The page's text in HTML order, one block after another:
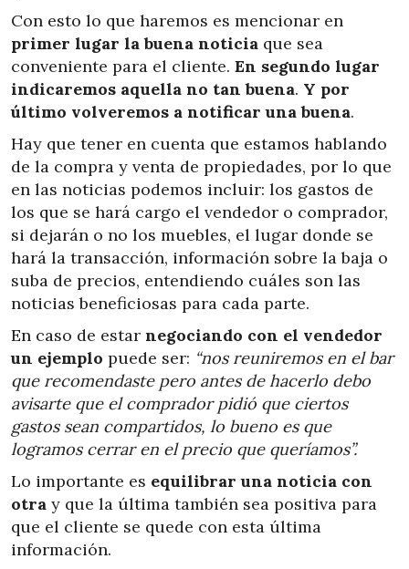
Con esto lo que haremos es mencionar en
primer lugar la buena noticia que sea
conveniente para el cliente. En segundo lugar
indicaremos aquella no tan buena. Y por
último volveremos a notificar una buena.
Hay que tener en cuenta que estamos hablando
de la compra y venta de propiedades, por lo que
en las noticias podemos incluir: los gastos de
los que se hará cargo el vendedor o comprador,
si dejarán o no los muebles, el lugar donde se
hará la transacción, información sobre la baja o
suba de precios, entendiendo cuáles son las
noticias beneficiosas para cada parte.
En caso de estar negociando con el vendedor
un ejemplo puede ser: “nos reuniremos en el bar
que recomendaste pero antes de hacerlo debo
avisarte que el comprador pidió que ciertos
gastos sean compartidos, lo bueno es que
logramos cerrar en el precio que queríamos”.
Lo importante es equilibrar una noticia con
otra y que la última también sea positiva para
que el cliente se quede con esta última
información.